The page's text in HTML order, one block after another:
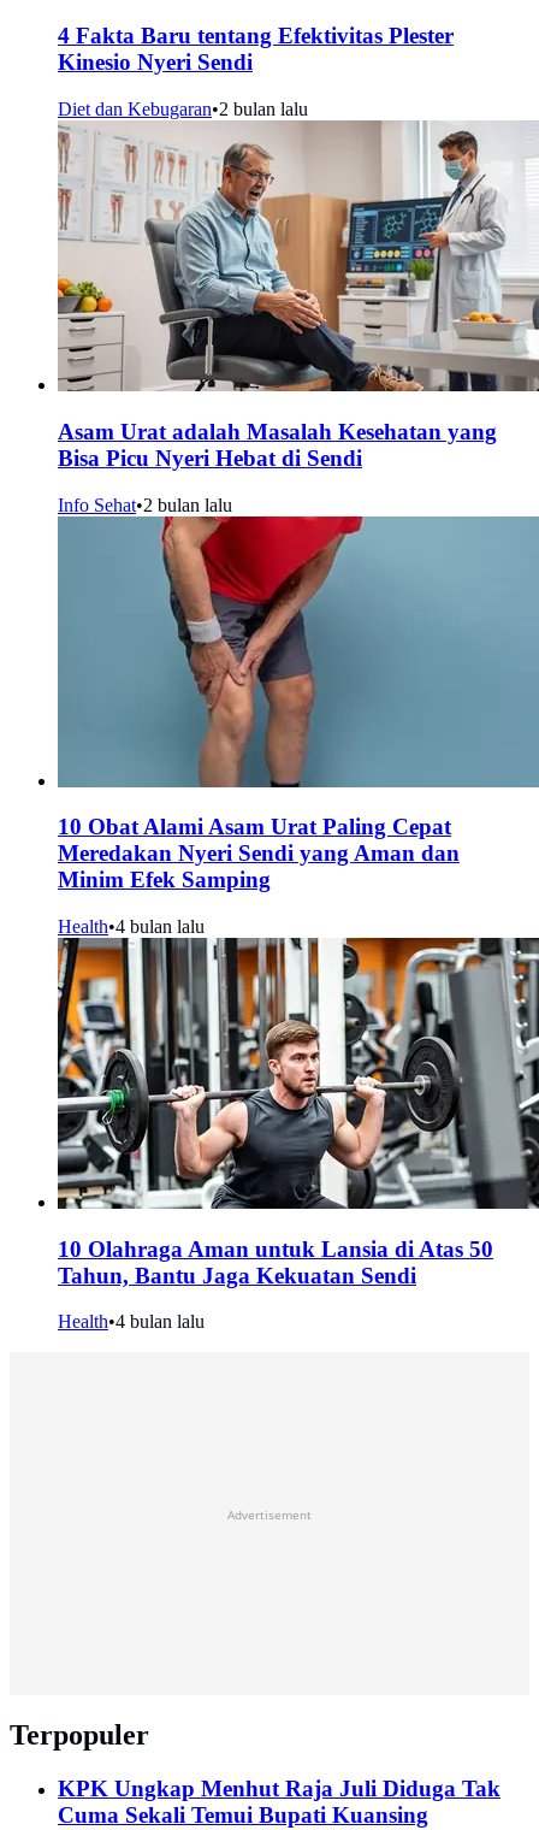
4 Fakta Baru tentang Efektivitas Plester
Kinesio Nyeri Sendi
Diet dan Kebugaran•2 bulan lalu
Asam Urat adalah Masalah Kesehatan yang
Bisa Picu Nyeri Hebat di Sendi
Info Sehat•2 bulan lalu
10 Obat Alami Asam Urat Paling Cepat
Meredakan Nyeri Sendi yang Aman dan
Minim Efek Samping
Health•4 bulan lalu
10 Olahraga Aman untuk Lansia di Atas 50
Tahun, Bantu Jaga Kekuatan Sendi
Health•4 bulan lalu
Advertisement
Terpopuler
KPK Ungkap Menhut Raja Juli Diduga Tak
Cuma Sekali Temui Bupati Kuansing